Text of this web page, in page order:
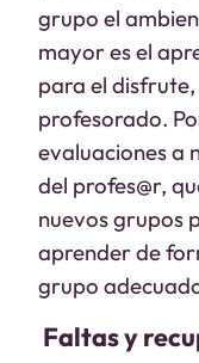
grupo el
mayor es el
para el
profesorado.
evaluaciones a
del profes@r,
nuevos grupos
aprender de
grupo
Faltas y